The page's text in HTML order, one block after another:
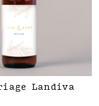
Landiva